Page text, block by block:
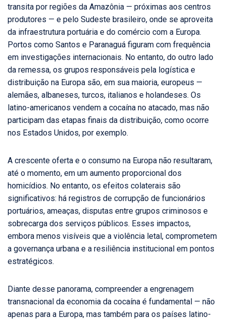
transita por regiões da Amazônia — próximas aos centros
produtores — e pelo Sudeste brasileiro, onde se aproveita
da infraestrutura portuária e do comércio com a Europa.
Portos como Santos e Paranaguá figuram com frequência
em investigações internacionais. No entanto, do outro lado
da remessa, os grupos responsáveis pela logística e
distribuição na Europa são, em sua maioria, europeus —
alemães, albaneses, turcos, italianos e holandeses. Os
latino-americanos vendem a cocaína no atacado, mas não
participam das etapas finais da distribuição, como ocorre
nos Estados Unidos, por exemplo.
A crescente oferta e o consumo na Europa não resultaram,
até o momento, em um aumento proporcional dos
homicídios. No entanto, os efeitos colaterais são
significativos: há registros de corrupção de funcionários
portuários, ameaças, disputas entre grupos criminosos e
sobrecarga dos serviços públicos. Esses impactos,
embora menos visíveis que a violência letal, comprometem
a governança urbana e a resiliência institucional em pontos
estratégicos.
Diante desse panorama, compreender a engrenagem
transnacional da economia da cocaína é fundamental — não
apenas para a Europa, mas também para os países latino-